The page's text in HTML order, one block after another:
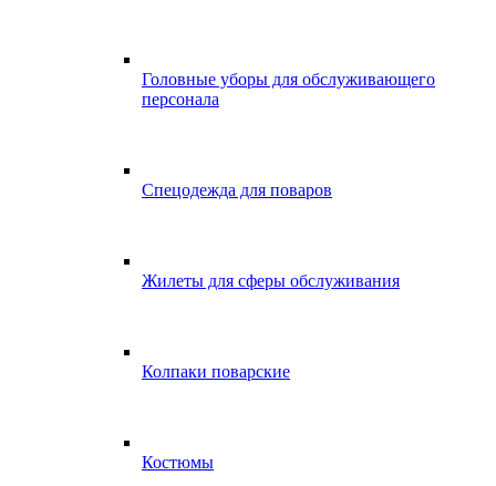
Головные уборы для обслуживающего
персонала
Спецодежда для поваров
Жилеты для сферы обслуживания
Колпаки поварские
Костюмы